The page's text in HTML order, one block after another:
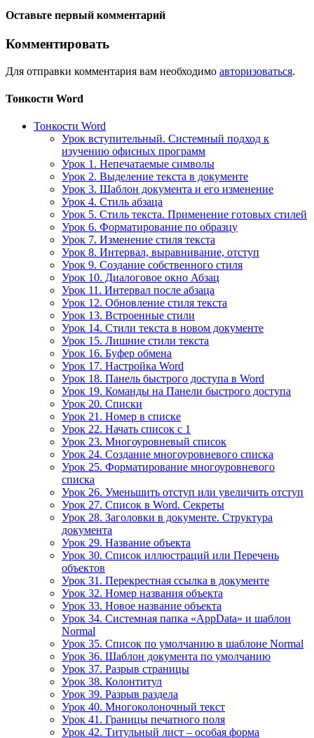
Оставьте первый комментарий
Комментировать
Для отправки комментария вам необходимо авторизоваться.
Тонкости Word
Тонкости Word
Урок вступительный. Системный подход к
изучению офисных программ
Урок 1. Непечатаемые символы
Урок 2. Выделение текста в документе
Урок 3. Шаблон документа и его изменение
Урок 4. Стиль абзаца
Урок 5. Стиль текста. Применение готовых стилей
Урок 6. Форматирование по образцу
Урок 7. Изменение стиля текста
Урок 8. Интервал, выравнивание, отступ
Урок 9. Создание собственного стиля
Урок 10. Диалоговое окно Абзац
Урок 11. Интервал после абзаца
Урок 12. Обновление стиля текста
Урок 13. Встроенные стили
Урок 14. Стили текста в новом документе
Урок 15. Лишние стили текста
Урок 16. Буфер обмена
Урок 17. Настройка Word
Урок 18. Панель быстрого доступа в Word
Урок 19. Команды на Панели быстрого доступа
Урок 20. Списки
Урок 21. Номер в списке
Урок 22. Начать список с 1
Урок 23. Многоуровневый список
Урок 24. Создание многоуровневого списка
Урок 25. Форматирование многоуровневого
списка
Урок 26. Уменьшить отступ или увеличить отступ
Урок 27. Список в Word. Секреты
Урок 28. Заголовки в документе. Структура
документа
Урок 29. Название объекта
Урок 30. Список иллюстраций или Перечень
объектов
Урок 31. Перекрестная ссылка в документе
Урок 32. Номер названия объекта
Урок 33. Новое название объекта
Урок 34. Системная папка «AppData» и шаблон
Normal
Урок 35. Список по умолчанию в шаблоне Normal
Урок 36. Шаблон документа по умолчанию
Урок 37. Разрыв страницы
Урок 38. Колонтитул
Урок 39. Разрыв раздела
Урок 40. Многоколоночный текст
Урок 41. Границы печатного поля
Урок 42. Титульный лист – особая форма